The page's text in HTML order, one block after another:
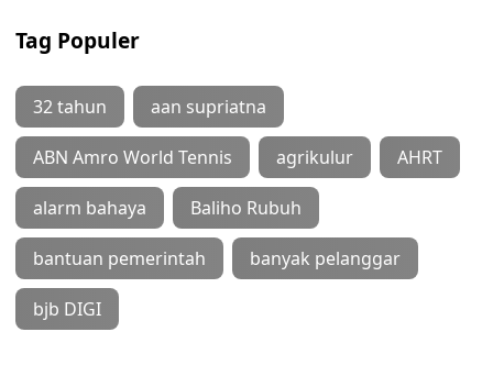
Tag Populer
32 tahun aan supriatna
ABN Amro World Tennis agrikulur AHRT
alarm bahaya Baliho Rubuh
bantuan pemerintah banyak pelanggar
bjb DIGI